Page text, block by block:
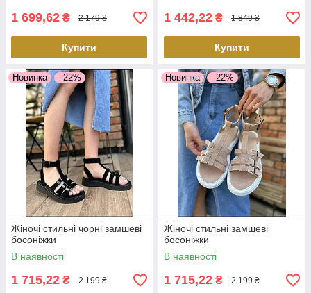
1 699,62 ₴ 2 179 ₴
Купити
1 442,22 ₴ 1 849 ₴
Купити
Новинка –22%
Жіночі стильні чорні замшеві
босоніжки
В наявності
1 715,22 ₴ 2 199 ₴
Новинка –22%
Жіночі стильні замшеві
босоніжки
В наявності
1 715,22 ₴ 2 199 ₴